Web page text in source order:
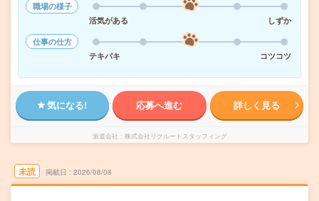
職場の様子
活気がある
しずか
仕事の仕方
テキパキ
コツコツ
気になる! 応募へ進む 詳しく見る
派遣会社 株式会社リクルートスタッフィング
未読 掲載日 2026/08/08